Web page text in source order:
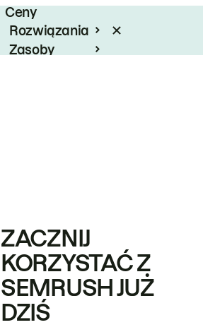
Ceny
Rozwiązania
Zasoby
ZACZNIJ
KORZYSTAĆ Z
SEMRUSH JUŻ
DZIŚ